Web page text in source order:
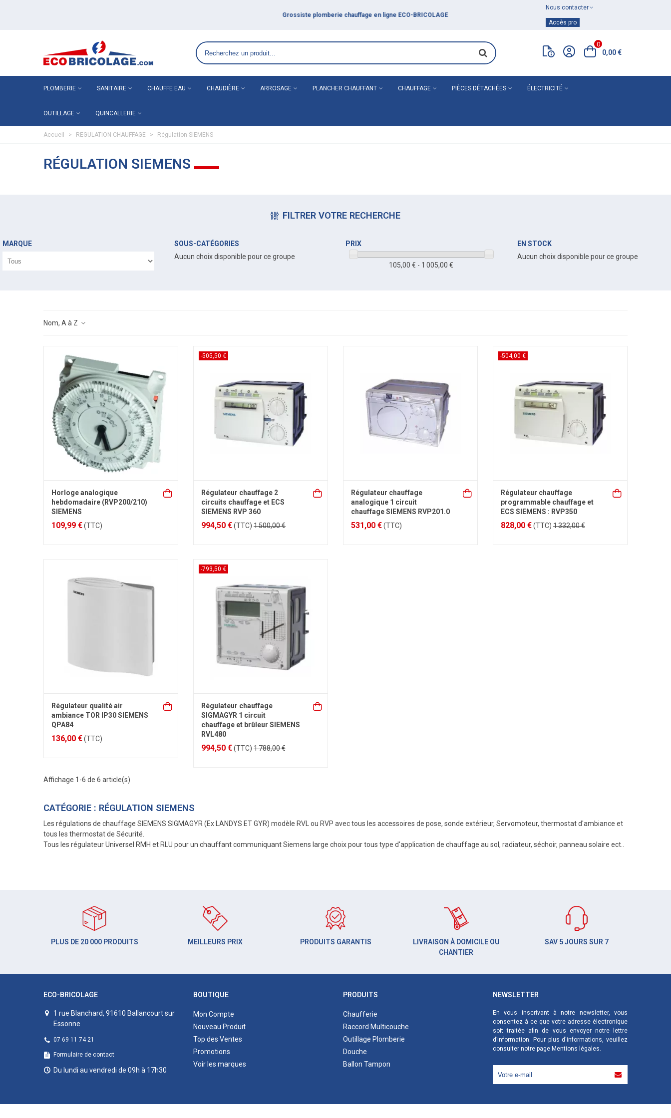
Nous contacter
Accès pro
0
0,00 €
PLOMBERIE SANITAIRE CHAUFFE EAU CHAUDIÈRE ARROSAGE PLANCHER CHAUFFANT CHAUFFAGE PIÈCES DÉTACHÉES ÉLECTRICITÉ
OUTILLAGE QUINCALLERIE
Accueil > REGULATION CHAUFFAGE > Régulation SIEMENS
RÉGULATION SIEMENS
FILTRER VOTRE RECHERCHE
MARQUE
SOUS-CATÉGORIES
Aucun choix disponible pour ce groupe
PRIX
105,00 € - 1 005,00 €
EN STOCK
Aucun choix disponible pour ce groupe
Nom, A à Z
Horloge analogique
hebdomadaire (RVP200/210)
SIEMENS
109,99 €(TTC)
-505,50 €
Régulateur chauffage 2
circuits chauffage et ECS
SIEMENS RVP 360
994,50 €(TTC) 1 500,00 €
Régulateur chauffage
analogique 1 circuit
chauffage SIEMENS RVP201.0
531,00 €(TTC)
-504,00 €
Régulateur chauffage
programmable chauffage et
ECS SIEMENS : RVP350
828,00 €(TTC) 1 332,00 €
Régulateur qualité air
ambiance TOR IP30 SIEMENS
QPA84
136,00 €(TTC)
-793,50 €
Régulateur chauffage
SIGMAGYR 1 circuit
chauffage et brûleur SIEMENS
RVL480
994,50 €(TTC) 1 788,00 €
Affichage 1-6 de 6 article(s)
CATÉGORIE : RÉGULATION SIEMENS
Les régulations de chauffage SIEMENS SIGMAGYR (Ex LANDYS ET GYR) modèle RVL ou RVP avec tous les accessoires de pose, sonde extérieur, Servomoteur, thermostat d'ambiance et
tous les thermostat de Sécurité.
Tous les régulateur Universel RMH et RLU pour un chauffant communiquant Siemens large choix pour tous type d'application de chauffage au sol, radiateur, séchoir, panneau solaire ect..
PLUS DE 20 000 PRODUITS MEILLEURS PRIX PRODUITS GARANTIS
LIVRAISON À DOMICILE OU
CHANTIER
SAV 5 JOURS SUR 7
ECO-BRICOLAGE
1 rue Blanchard, 91610 Ballancourt sur
Essonne
07 69 11 74 21
Formulaire de contact
Du lundi au vendredi de 09h à 17h30
BOUTIQUE
Mon Compte
Nouveau Produit
Top des Ventes
Promotions
Voir les marques
PRODUITS
Chaufferie
Raccord Multicouche
Outillage Plomberie
Douche
Ballon Tampon
NEWSLETTER
En vous inscrivant à notre newsletter, vous
consentez à ce que votre adresse électronique
soit traitée afin de vous envoyer notre lettre
d’information. Pour plus d'informations, veuillez
consulter notre page Mentions légales.